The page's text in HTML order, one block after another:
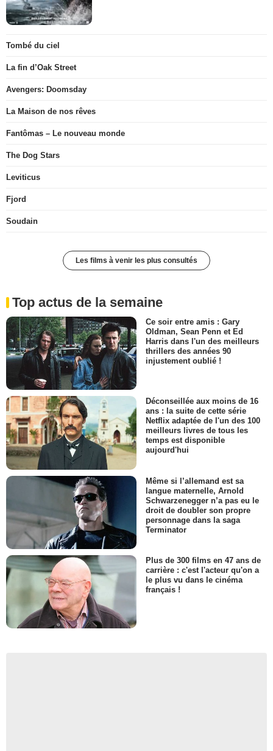
Tombé du ciel
La fin d’Oak Street
Avengers: Doomsday
La Maison de nos rêves
Fantômas – Le nouveau monde
The Dog Stars
Leviticus
Fjord
Soudain
Les films à venir les plus consultés
Top actus de la semaine
Ce soir entre amis : Gary
Oldman, Sean Penn et Ed
Harris dans l'un des meilleurs
thrillers des années 90
injustement oublié !
Déconseillée aux moins de 16
ans : la suite de cette série
Netflix adaptée de l'un des 100
meilleurs livres de tous les
temps est disponible
aujourd'hui
Même si l’allemand est sa
langue maternelle, Arnold
Schwarzenegger n’a pas eu le
droit de doubler son propre
personnage dans la saga
Terminator
Plus de 300 films en 47 ans de
carrière : c'est l'acteur qu'on a
le plus vu dans le cinéma
français !